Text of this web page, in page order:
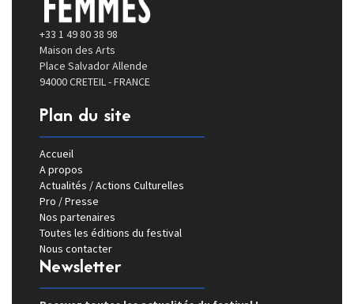
+33 1 49 80 38 98
Maison des Arts
Place Salvador Allende
94000 CRETEIL - FRANCE
Plan du site
Accueil
A propos
Actualités / Actions Culturelles
Pro / Presse
Nos partenaires
Toutes les éditions du festival
Nous contacter
Newsletter